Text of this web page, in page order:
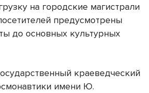
на городские магистрали
предусмотрены
до основных культурных
краеведческий
имени Ю.